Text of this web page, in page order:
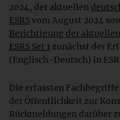
2024, der aktuellen
ESRSvom August 2024
Berichtigung der
ESRS Set 1 zunächst der
(Englisch-Deutsch) in
Die erfassten Fachbegriffe
der Öffentlichkeit zur
Rückmeldungen darüber